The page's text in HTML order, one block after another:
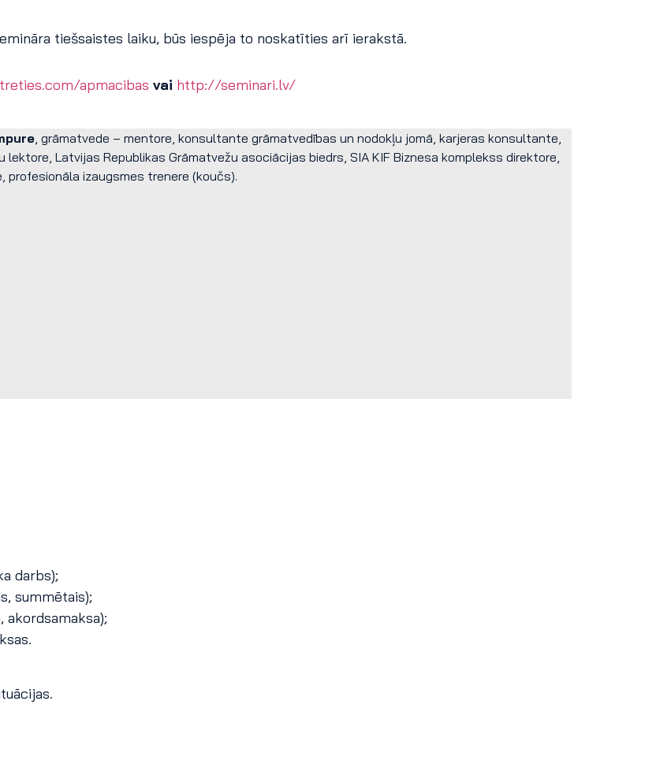
tiešsaistes laiku, būs iespēja to noskatīties arī ierakstā.
apmacibas vai http://seminari.lv/
, grāmatvede – mentore, konsultante grāmatvedības un nodokļu jomā, karjeras konsultante,
lektore, Latvijas Republikas Grāmatvežu asociācijas biedrs, SIA KIF Biznesa komplekss direktore,
profesionāla izaugsmes trenere (koučs).
darbs);
summētais);
akordsamaksa);